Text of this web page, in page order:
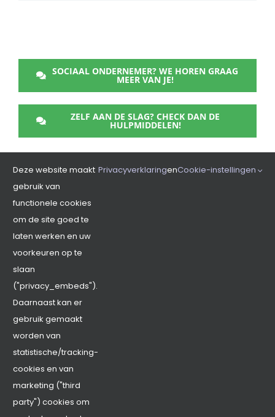
SOCIAAL ONDERNEMER? WE HOREN GRAAG
MEER VAN JE!
ZELF AAN DE SLAG? CHECK DAN DE
HULPMIDDELEN!
Zoeken
naar:
Deze website maakt
gebruik van
functionele cookies
om de site goed te
laten werken en uw
voorkeuren op te
slaan
("privacy_embeds").
Daarnaast kan er
gebruik gemaakt
worden van
statistische/tracking-
cookies en van
marketing ("third
party") cookies om
PrivacyverklaringenCookie-instellingen